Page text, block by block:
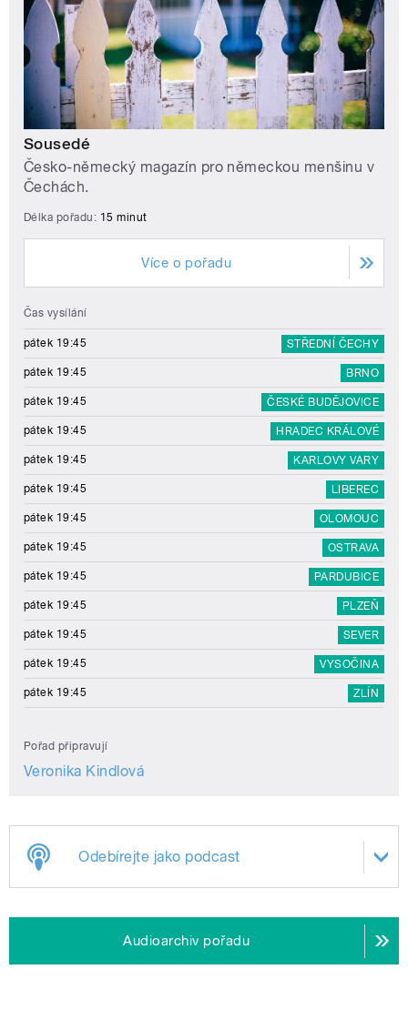
Sousedé
Česko-německý magazín pro německou menšinu v
Čechách.
Délka pořadu: 15 minut
Více o pořadu
Čas vysílání
pátek 19:45 STŘEDNÍ ČECHY
pátek 19:45 BRNO
pátek 19:45 ČESKÉ BUDĚJOVICE
pátek 19:45 HRADEC KRÁLOVÉ
pátek 19:45 KARLOVY VARY
pátek 19:45 LIBEREC
pátek 19:45 OLOMOUC
pátek 19:45 OSTRAVA
pátek 19:45 PARDUBICE
pátek 19:45 PLZEŇ
pátek 19:45 SEVER
pátek 19:45 VYSOČINA
pátek 19:45 ZLÍN
Pořad připravují
Veronika Kindlová
Odebírejte jako podcast
Audioarchiv pořadu